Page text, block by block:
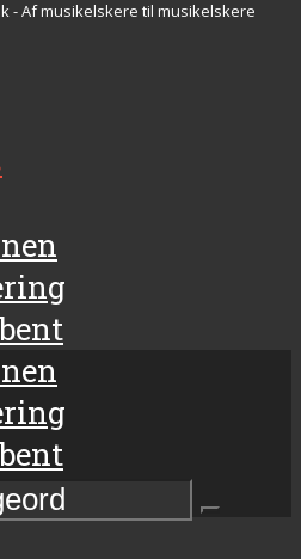
- Af musikelskere til musikelskere